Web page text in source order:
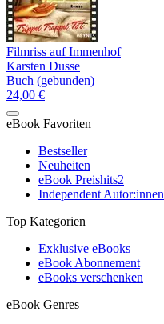
Filmriss auf Immenhof
Karsten Dusse
Buch (gebunden)
24,00 €
eBook Favoriten
Bestseller
Neuheiten
eBook Preishits2
Independent Autor:innen
Top Kategorien
Exklusive eBooks
eBook Abonnement
eBooks verschenken
eBook Genres